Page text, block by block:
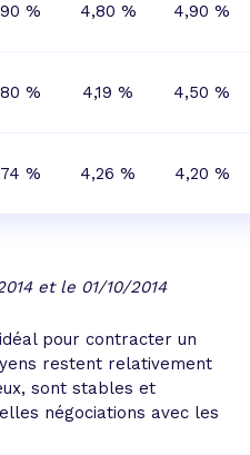
% 4,80 % 4,90 %
% 4,19 % 4,50 %
% 4,26 % 4,20 %
et le 01/10/2014
pour contracter un
restent relativement
sont stables et
négociations avec les